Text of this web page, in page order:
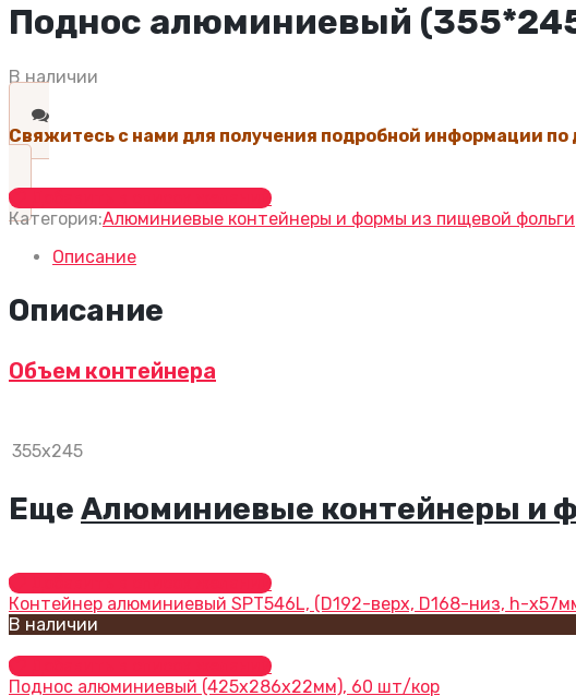
Поднос алюминиевый
В наличии
Свяжитесь с нами для получения подробной информации по
Добавить в список желаний
Категория:Алюминиевые контейнеры и формы из пищевой фольги
Описание
Описание
Объем контейнера
355х245
Еще Алюминиевые контейнеры и
Добавить в список желаний
Контейнер алюминиевый SPТ546L, (D192-верх, D168-низ, h-
В наличии
Добавить в список желаний
Поднос алюминиевый (425x286x22мм), 60 шт/кор